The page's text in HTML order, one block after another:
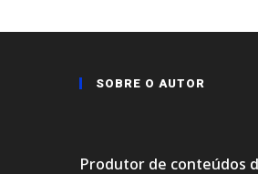
SOBRE O AUTOR
Produtor de conteúdos